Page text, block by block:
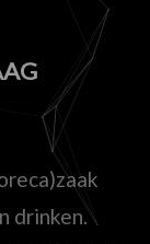
drinken.